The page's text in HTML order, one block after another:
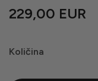
229,00 EUR
Količina